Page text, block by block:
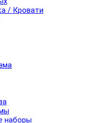
/ Кровати
наборы